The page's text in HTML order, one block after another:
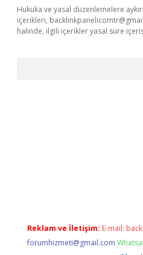
Hukuka ve yasal düzenlemelere
içerikleri,
halinde, ilgili içerikler yasal süre
Reklam ve İletişim: E-mail:
forumhizmeti@gmail.com